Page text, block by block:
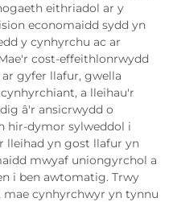
eithriadol ar y
economaidd sydd yn
y cynhyrchu ac ar
cost-effeithlonrwydd
gyfer llafur, gwella
a lleihau'r
â'r ansicrwydd o
hir-dymor sylweddol i
lleihad yn gost llafur yn
mwyaf uniongyrchol a
i ben awtomatig. Trwy
cynhyrchwyr yn tynnu